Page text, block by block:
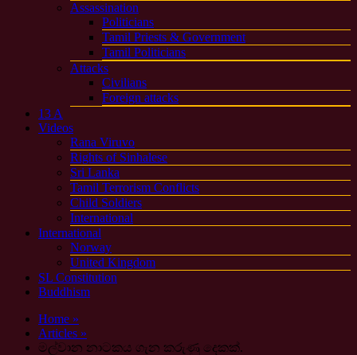
Assassination
Politicians
Tamil Priests & Government
Tamil Politicians
Attacks
Civilians
Foreign attacks
13 A
Videos
Rana Viruvo
Rights of Sinhalese
Sri Lanka
Tamil Terrorism Conflicts
Child Soldiers
International
International
Norway
United Kingdom
SL Constitution
Buddhism
Home »
Articles »
මල්වාන නාටකය ගැන කරුණු දෙකක්.